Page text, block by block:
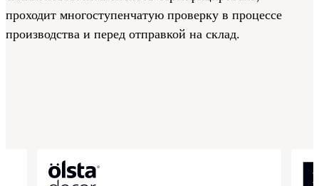
проходит многоступенчатую проверку в процессе
производства и перед отправкой на склад.